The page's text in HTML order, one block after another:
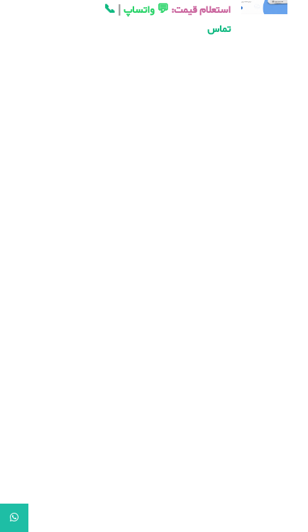
استعلام قیمت:💬 واتساپ|
📞
تماس